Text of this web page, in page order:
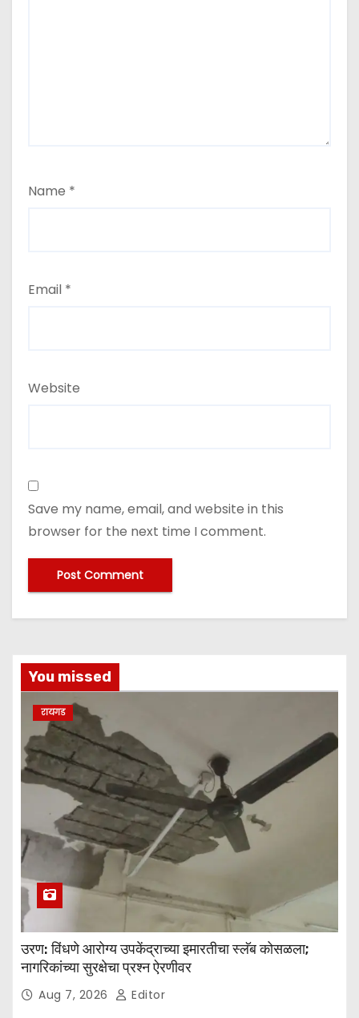
Name *
Email *
Website
Save my name, email, and website in this
browser for the next time I comment.
r
n
a
ti
v
You missed
रायगड
उरण: विंधणे आरोग्य उपकेंद्राच्या इमारतीचा स्लॅब कोसळला;
नागरिकांच्या सुरक्षेचा प्रश्न ऐरणीवर
Aug 7, 2026 Editor